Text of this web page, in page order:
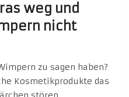
weg und
nicht
zu sagen haben?
Kosmetikprodukte das